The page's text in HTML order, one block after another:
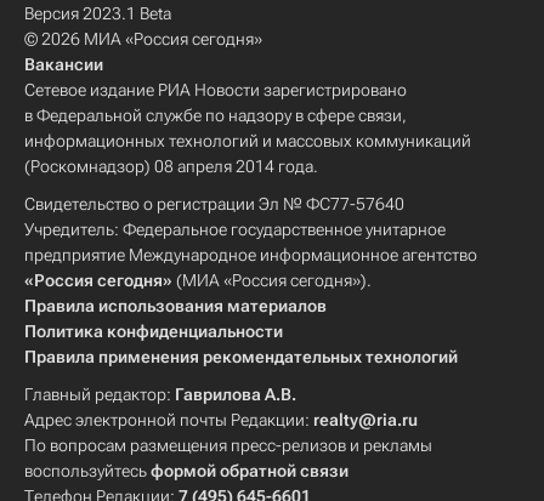
Версия 2023.1 Beta
© 2026 МИА «Россия сегодня»
Вакансии
Сетевое издание РИА Новости зарегистрировано
в Федеральной службе по надзору в сфере связи,
информационных технологий и массовых коммуникаций
(Роскомнадзор) 08 апреля 2014 года.
Свидетельство о регистрации Эл № ФС77-57640
Учредитель: Федеральное государственное унитарное
предприятие Международное информационное агентство
«Россия сегодня» (МИА «Россия сегодня»).
Правила использования материалов
Политика конфиденциальности
Правила применения рекомендательных технологий
Главный редактор: Гаврилова А.В.
Адрес электронной почты Редакции: realty@ria.ru
По вопросам размещения пресс-релизов и рекламы
воспользуйтесьформой обратной связи
Телефон Редакции: 7 (495) 645-6601